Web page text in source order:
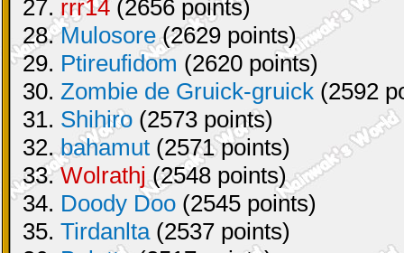
27. rrr14(2656 points)
28.Mulosore(2629 points)
29. Ptireufidom (2620 points)
30. Zombie de Gruick-gruick (2592
31. Shihiro (2573 points)
32.bahamut (2571 points)
33.Wolrathj(2548 points)
34. Doody Doo (2545 points)
35. Tirdanlta(2537 points)